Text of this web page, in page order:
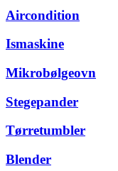
Aircondition
Ismaskine
Mikrobølgeovn
Stegepander
Tørretumbler
Blender